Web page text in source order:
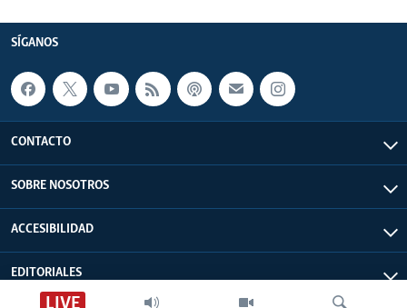
LIVE
SÍGANOS
CONTACTO
SOBRE NOSOTROS
ACCESIBILIDAD
EDITORIALES